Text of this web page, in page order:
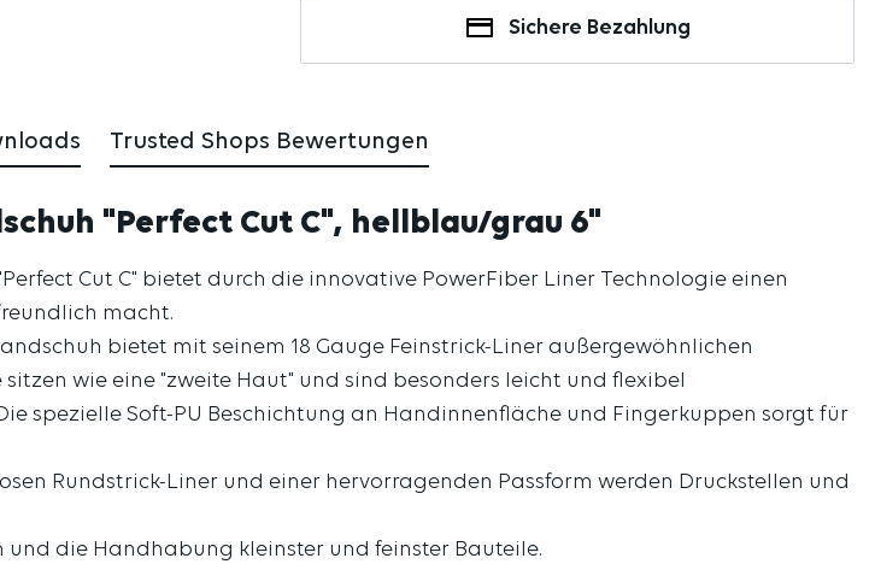
Sichere Bezahlung
Trusted Shops Bewertungen
"Perfect Cut C", hellblau/grau 6"
Cut C" bietet durch die innovative PowerFiber Liner Technologie einen
macht.
bietet mit seinem 18 Gauge Feinstrick-Liner außergewöhnlichen
wie eine "zweite Haut" und sind besonders leicht und flexibel
spezielle Soft-PU Beschichtung an Handinnenfläche und Fingerkuppen sorgt für
Rundstrick-Liner und einer hervorragenden Passform werden Druckstellen und
die Handhabung kleinster und feinster Bauteile.